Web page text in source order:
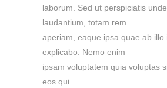
laborum. Sed ut perspiciatis
laudantium, totam rem
aperiam, eaque ipsa quae ab
explicabo. Nemo enim
ipsam voluptatem quia voluptas
eos qui